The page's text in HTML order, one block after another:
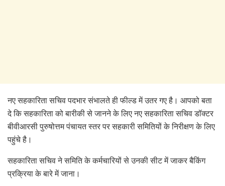
नए सहकारिता सचिव पदभार संभालते ही फील्ड में उतर गए है। आपको बता
दे कि सहकारिता को बारीकी से जानने के लिए नए सहकारिता सचिव डॉक्टर
बीवीआरसी पुरुषोत्तम पंचायत स्तर पर सहकारी समितियों के निरीक्षण के लिए
पहुंचे है।
सहकारिता सचिव ने समिति के कर्मचारियों से उनकी सीट में जाकर बैकिंग
प्रक्रिया के बारे में जाना।